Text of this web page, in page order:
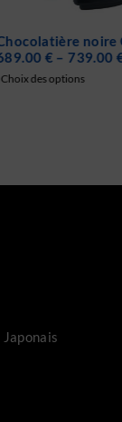
Bin -
et Large
1,699.00